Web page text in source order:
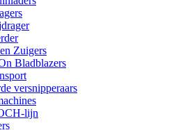
Zuigers
Bladblazers
versnipperaars
lijn